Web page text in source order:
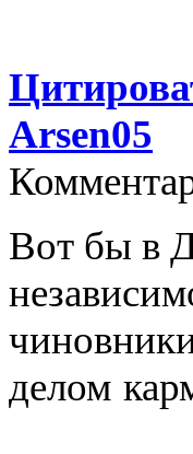
Arsen05
Вот бы в
делом